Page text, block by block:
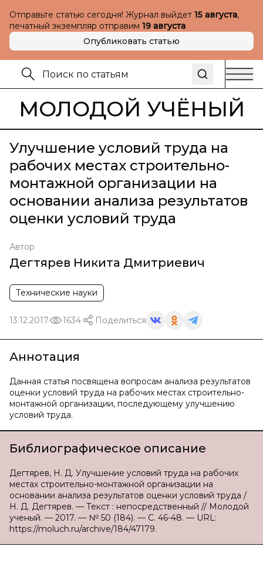
Отправьте статью сегодня! Журнал выйдет 15 августа,
печатный экземпляр отправим 19 августа
Опубликовать статью
МОЛОДОЙ УЧЁНЫЙ
Улучшение условий труда на
рабочих местах строительно-
монтажной организации на
основании анализа результатов
оценки условий труда
Автор
Дегтярев Никита Дмитриевич
Технические науки
13.12.2017 1634 Поделиться
Аннотация
Данная статья посвящена вопросам анализа результатов
оценки условий труда на рабочих местах строительно-
монтажной организации, последующему улучшению
условий труда.
Библиографическое описание
Дегтярев, Н. Д. Улучшение условий труда на рабочих
местах строительно-монтажной организации на
основании анализа результатов оценки условий труда /
Н. Д. Дегтярев. — Текст : непосредственный // Молодой
ученый. — 2017. — № 50 (184). — С. 46-48. — URL:
https://moluch.ru/archive/184/47179.